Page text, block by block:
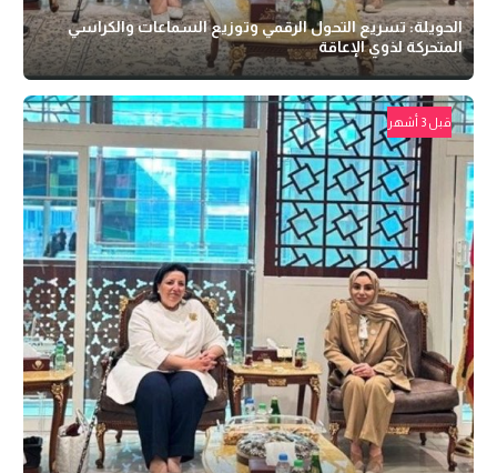
الحويلة: تسريع التحول الرقمي وتوزيع السماعات والكراسي
المتحركة لذوي الإعاقة
قبل 3 أشهر